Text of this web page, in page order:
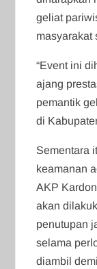
geliat
masyarakat
“Event ini
ajang
pemantik
di
Sementara
keamanan
AKP
akan
penutupan
selama
diambil